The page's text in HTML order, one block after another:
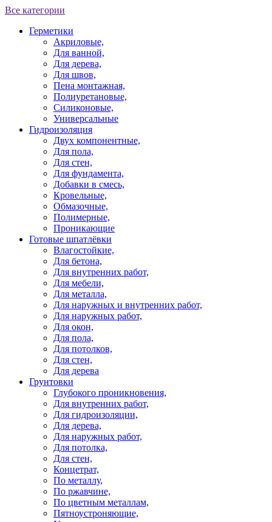
Все категории
Герметики
Акриловые,
Для ванной,
Для дерева,
Для швов,
Пена монтажная,
Полиуретановые,
Силиконовые,
Универсальные
Гидроизоляция
Двух компонентные,
Для пола,
Для стен,
Для фундамента,
Добавки в смесь,
Кровельные,
Обмазочные,
Полимерные,
Проникающие
Готовые шпатлёвки
Влагостойкие,
Для бетона,
Для внутренних работ,
Для мебели,
Для металла,
Для наружных и внутренних работ,
Для наружных работ,
Для окон,
Для пола,
Для потолков,
Для стен,
Для дерева
Грунтовки
Глубокого проникновения,
Для внутренних работ,
Для гидроизоляции,
Для дерева,
Для наружных работ,
Для потолка,
Для стен,
Концетрат,
По металлу,
По ржавчине,
По цветным металлам,
Пятноустроняющие,